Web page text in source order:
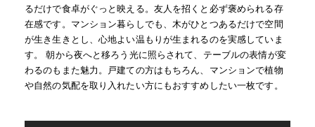
るだけで食卓がぐっと映える。友人を招くと必ず褒められる存
在感です。マンション暮らしでも、木がひとつあるだけで空間
が生き生きとし、心地よい温もりが生まれるのを実感していま
す。 朝から夜へと移ろう光に照らされて、テーブルの表情が変
わるのもまた魅力。戸建ての方はもちろん、マンションで植物
や自然の気配を取り入れたい方にもおすすめしたい一枚です。